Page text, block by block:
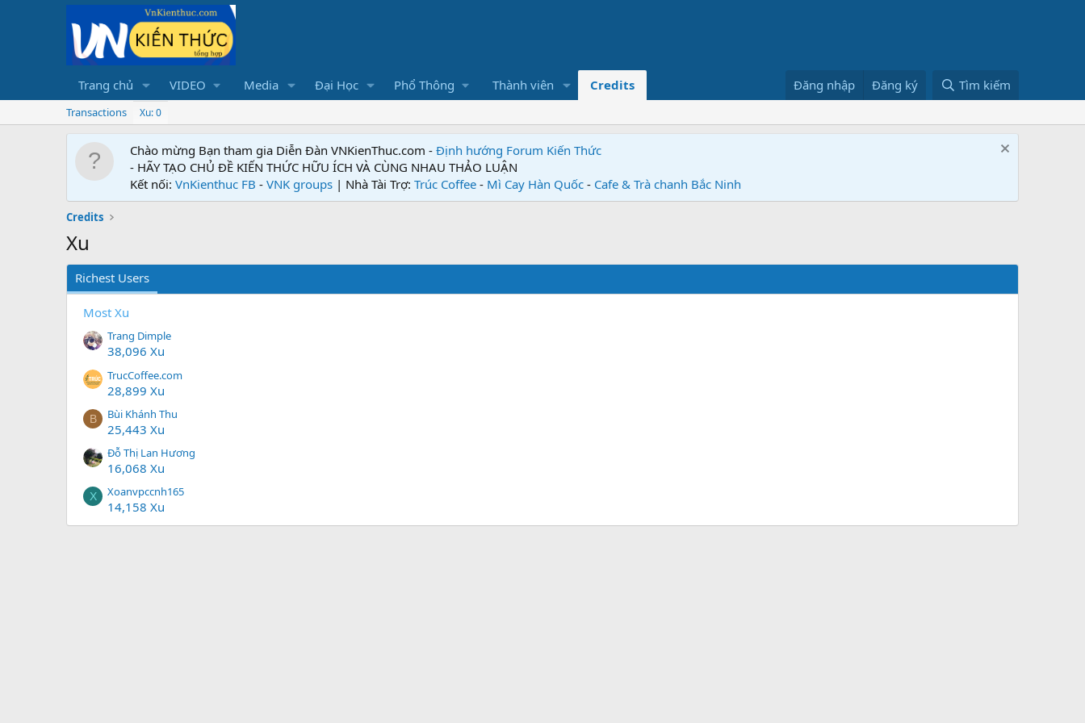
Trang chủ VIDEO Media Đại Học Phổ Thông Thành viên Credits Đăng nhập Đăng ký Tìm kiếm
Transactions Xu: 0
Chào mừng Bạn tham gia Diễn Đàn VNKienThuc.com - Định hướng Forum Kiến Thức
- HÃY TẠO CHỦ ĐỀ KIẾN THỨC HỮU ÍCH VÀ CÙNG NHAU THẢO LUẬN
Kết nối: VnKienthuc FB - VNK groups | Nhà Tài Trợ: Trúc Coffee - Mì Cay Hàn Quốc - Cafe & Trà chanh Bắc Ninh
Credits
Xu
Richest Users
Most Xu
Trang Dimple
38,096 Xu
TrucCoffee.com
28,899 Xu
B Bùi Khánh Thu
25,443 Xu
Đỗ Thị Lan Hương
16,068 Xu
X Xoanvpccnh165
14,158 Xu